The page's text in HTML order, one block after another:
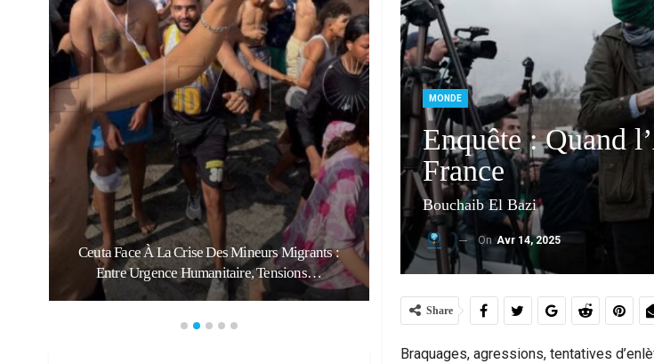
MONDE
Enquête : Quand
France
Bouchaib El Bazi
OnAvr 14, 2025
Share
Braquages, agressions, tentatives
Ceuta Face À La Crise Des Mineurs Migrants :
Entre Urgence Humanitaire, Tensions…
Violence Urbaine À Bruxelles : Quand Un
Anodin Révèle Les Fractures…